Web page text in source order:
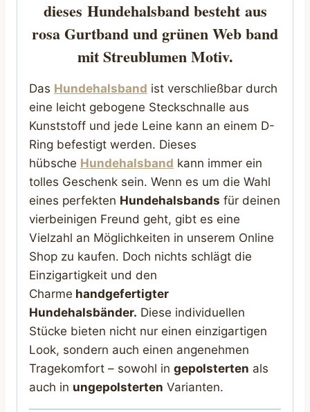
dieses Hundehalsband besteht aus
rosa Gurtband und grünen Web band
mit Streublumen Motiv.
Das Hundehalsband ist verschließbar durch
eine leicht gebogene Steckschnalle aus
Kunststoff und jede Leine kann an einem D-
Ring befestigt werden. Dieses
hübsche Hundehalsband kann immer ein
tolles Geschenk sein. Wenn es um die Wahl
eines perfekten Hundehalsbands für deinen
vierbeinigen Freund geht, gibt es eine
Vielzahl an Möglichkeiten in unserem Online
Shop zu kaufen. Doch nichts schlägt die
Einzigartigkeit und den
Charme handgefertigter
Hundehalsbänder. Diese individuellen
Stücke bieten nicht nur einen einzigartigen
Look, sondern auch einen angenehmen
Tragekomfort – sowohl in gepolsterten als
auch in ungepolsterten Varianten.